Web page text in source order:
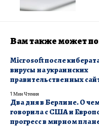
Вам также может
Microsoft после
вирусы на украинских
правительственных
1 Мин Чтения
Два дня в Берлине. О
говорила с США и
прогресс в мирном